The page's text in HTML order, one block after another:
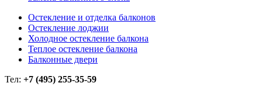
Остекление и отделка балконов
Остекление лоджии
Холодное остекление балкона
Теплое остекление балкона
Балконные двери
Тел: +7 (495) 255-35-59